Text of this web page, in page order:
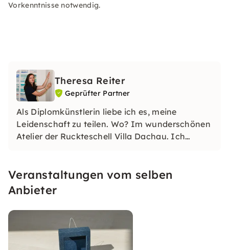
Vorkenntnisse notwendig.
Theresa Reiter
Geprüfter Partner
Als Diplomkünstlerin liebe ich es, meine
Leidenschaft zu teilen. Wo? Im wunderschönen
Atelier der Ruckteschell Villa Dachau. Ich
brauchst, steht Dir vor Ort zur Verfügung. Ich
freue mich auf die kreative Zeit!
Veranstaltungen vom selben
Anbieter